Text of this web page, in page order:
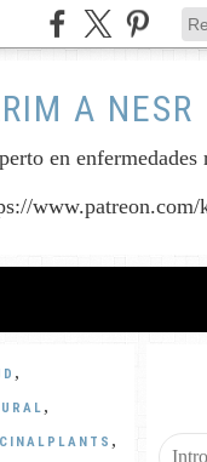
A NESR
en
www.patreon.com/
,
,
,